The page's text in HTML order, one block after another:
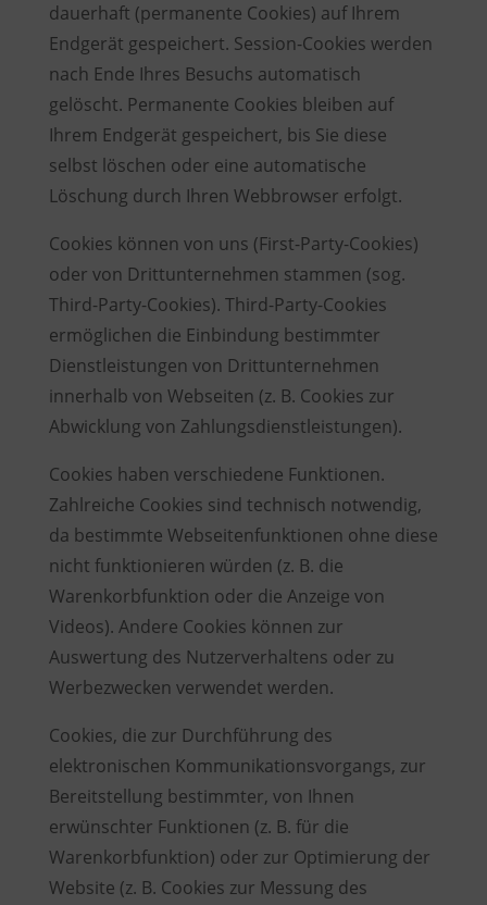
dauerhaft (permanente Cookies) auf Ihrem
Endgerät gespeichert. Session-Cookies werden
nach Ende Ihres Besuchs automatisch
gelöscht. Permanente Cookies bleiben auf
Ihrem Endgerät gespeichert, bis Sie diese
selbst löschen oder eine automatische
Löschung durch Ihren Webbrowser erfolgt.
Cookies können von uns (First-Party-Cookies)
oder von Drittunternehmen stammen (sog.
Third-Party-Cookies). Third-Party-Cookies
ermöglichen die Einbindung bestimmter
Dienstleistungen von Drittunternehmen
innerhalb von Webseiten (z. B. Cookies zur
Abwicklung von Zahlungsdienstleistungen).
Cookies haben verschiedene Funktionen.
Zahlreiche Cookies sind technisch notwendig,
da bestimmte Webseitenfunktionen ohne diese
nicht funktionieren würden (z. B. die
Warenkorbfunktion oder die Anzeige von
Videos). Andere Cookies können zur
Auswertung des Nutzerverhaltens oder zu
Werbezwecken verwendet werden.
Cookies, die zur Durchführung des
elektronischen Kommunikationsvorgangs, zur
Bereitstellung bestimmter, von Ihnen
erwünschter Funktionen (z. B. für die
Warenkorbfunktion) oder zur Optimierung der
Website (z. B. Cookies zur Messung des